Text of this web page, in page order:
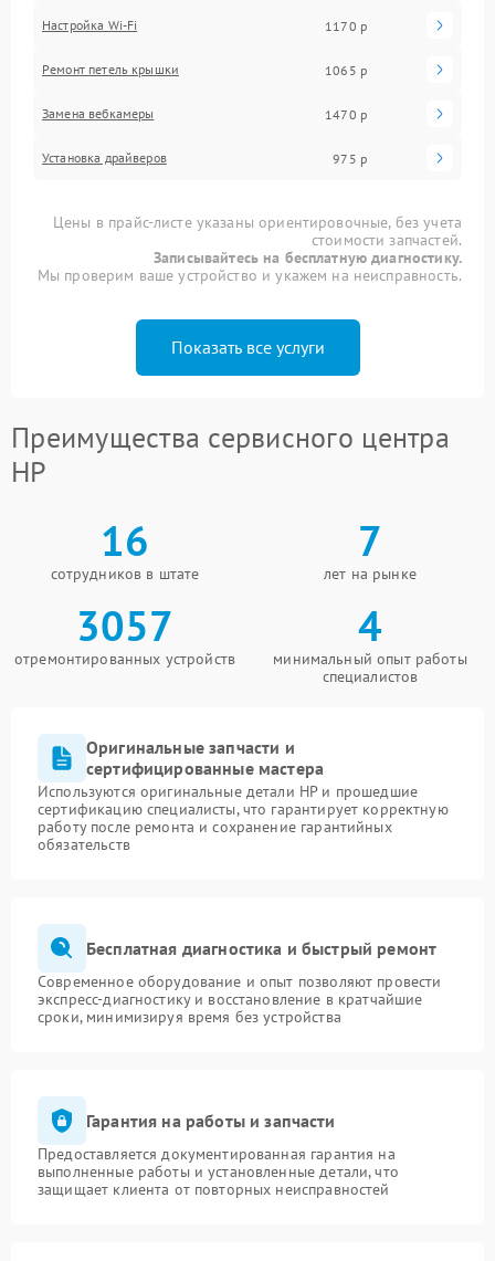
Настройка Wi-Fi 1170 р
Ремонт петель крышки 1065 р
Замена вебкамеры 1470 р
Установка драйверов 975 р
Цены в прайс-листе указаны ориентировочные, без учета
стоимости запчастей.
Записывайтесь на бесплатную диагностику.
Мы проверим ваше устройство и укажем на неисправность.
Показать все услуги
Преимущества сервисного центра
HP
16
сотрудников в штате
7
лет на рынке
3057
отремонтированных устройств
4
минимальный опыт работы
специалистов
Оригинальные запчасти и
сертифицированные мастера
Используются оригинальные детали HP и прошедшие
сертификацию специалисты, что гарантирует корректную
работу после ремонта и сохранение гарантийных
обязательств
Бесплатная диагностика и быстрый ремонт
Современное оборудование и опыт позволяют провести
экспресс-диагностику и восстановление в кратчайшие
сроки, минимизируя время без устройства
Гарантия на работы и запчасти
Предоставляется документированная гарантия на
выполненные работы и установленные детали, что
защищает клиента от повторных неисправностей